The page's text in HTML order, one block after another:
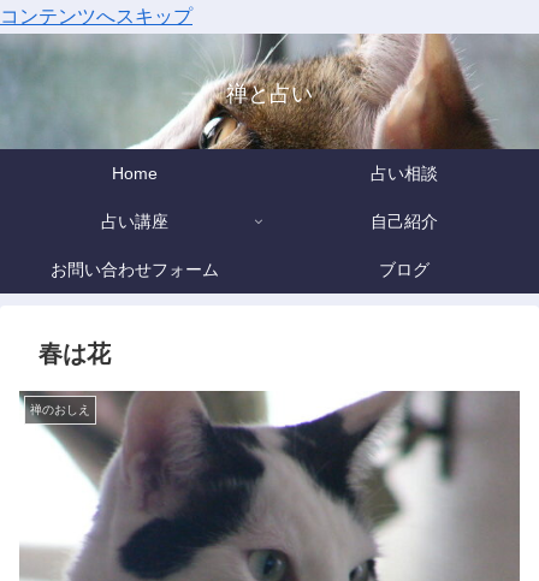
コンテンツへスキップ
禅と占い
Home 占い相談
占い講座 自己紹介
お問い合わせフォーム ブログ
春は花
禅のおしえ